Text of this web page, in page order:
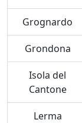
Grognardo
Grondona
Isola del
Cantone
Lerma